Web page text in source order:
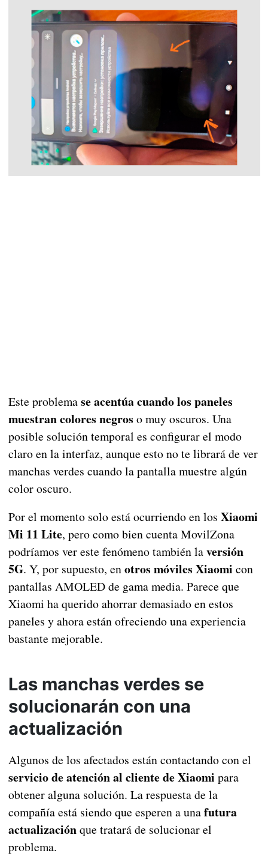
Este problemase acentúa cuando los paneles
muestran colores negros o muy oscuros. Una
posible solución temporal es configurar el modo
claro en la interfaz, aunque esto no te librará de ver
manchas verdes cuando la pantalla muestre algún
color oscuro.
Por el momento solo está ocurriendo en los Xiaomi
Mi 11 Lite, pero como bien cuenta MovilZona
podríamos ver este fenómeno también laversión
5G. Y, por supuesto, enotros móviles Xiaomi con
pantallas AMOLED de gama media. Parece que
Xiaomi ha querido ahorrar demasiado en estos
paneles y ahora están ofreciendo una experiencia
bastante mejorable.
Las manchas verdes se
solucionarán con una
actualización
Algunos de los afectados están contactando con el
servicio de atención al cliente de Xiaomi para
obtener alguna solución. La respuesta de la
compañía está siendo que esperen a unafutura
actualizaciónque tratará de solucionar el
problema.